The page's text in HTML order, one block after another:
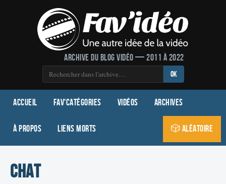
Archive du blog vidéo — 2011 à 2022
OK
Accueil Fav'Catégories Vidéos Archives
À propos Liens morts 🎲 Aléatoire
chat